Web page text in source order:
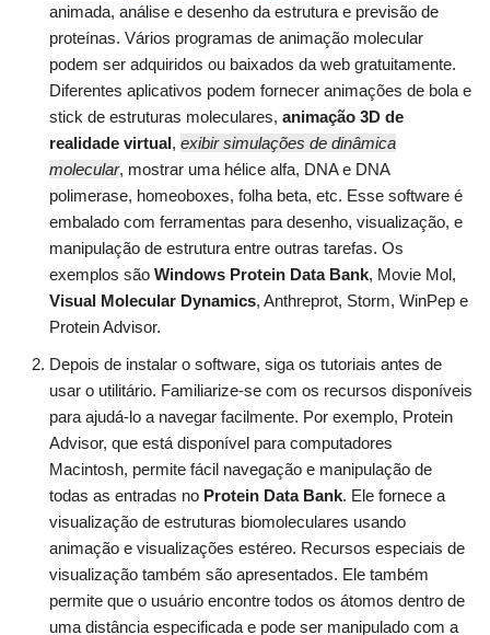
animada, análise e desenho da estrutura e previsão de
proteínas. Vários programas de animação molecular
podem ser adquiridos ou baixados da web gratuitamente.
Diferentes aplicativos podem fornecer animações de bola e
stick de estruturas moleculares, animação 3D de
realidade virtual, exibir simulações de dinâmica
molecular, mostrar uma hélice alfa, DNA e DNA
polimerase, homeoboxes, folha beta, etc. Esse software é
embalado com ferramentas para desenho, visualização, e
manipulação de estrutura entre outras tarefas. Os
exemplos são Windows Protein Data Bank, Movie Mol,
Visual Molecular Dynamics, Anthreprot, Storm, WinPep e
Protein Advisor.
Depois de instalar o software, siga os tutoriais antes de
usar o utilitário. Familiarize-se com os recursos disponíveis
para ajudá-lo a navegar facilmente. Por exemplo, Protein
Advisor, que está disponível para computadores
Macintosh, permite fácil navegação e manipulação de
todas as entradas no Protein Data Bank. Ele fornece a
visualização de estruturas biomoleculares usando
animação e visualizações estéreo. Recursos especiais de
visualização também são apresentados. Ele também
permite que o usuário encontre todos os átomos dentro de
uma distância especificada e pode ser manipulado com a